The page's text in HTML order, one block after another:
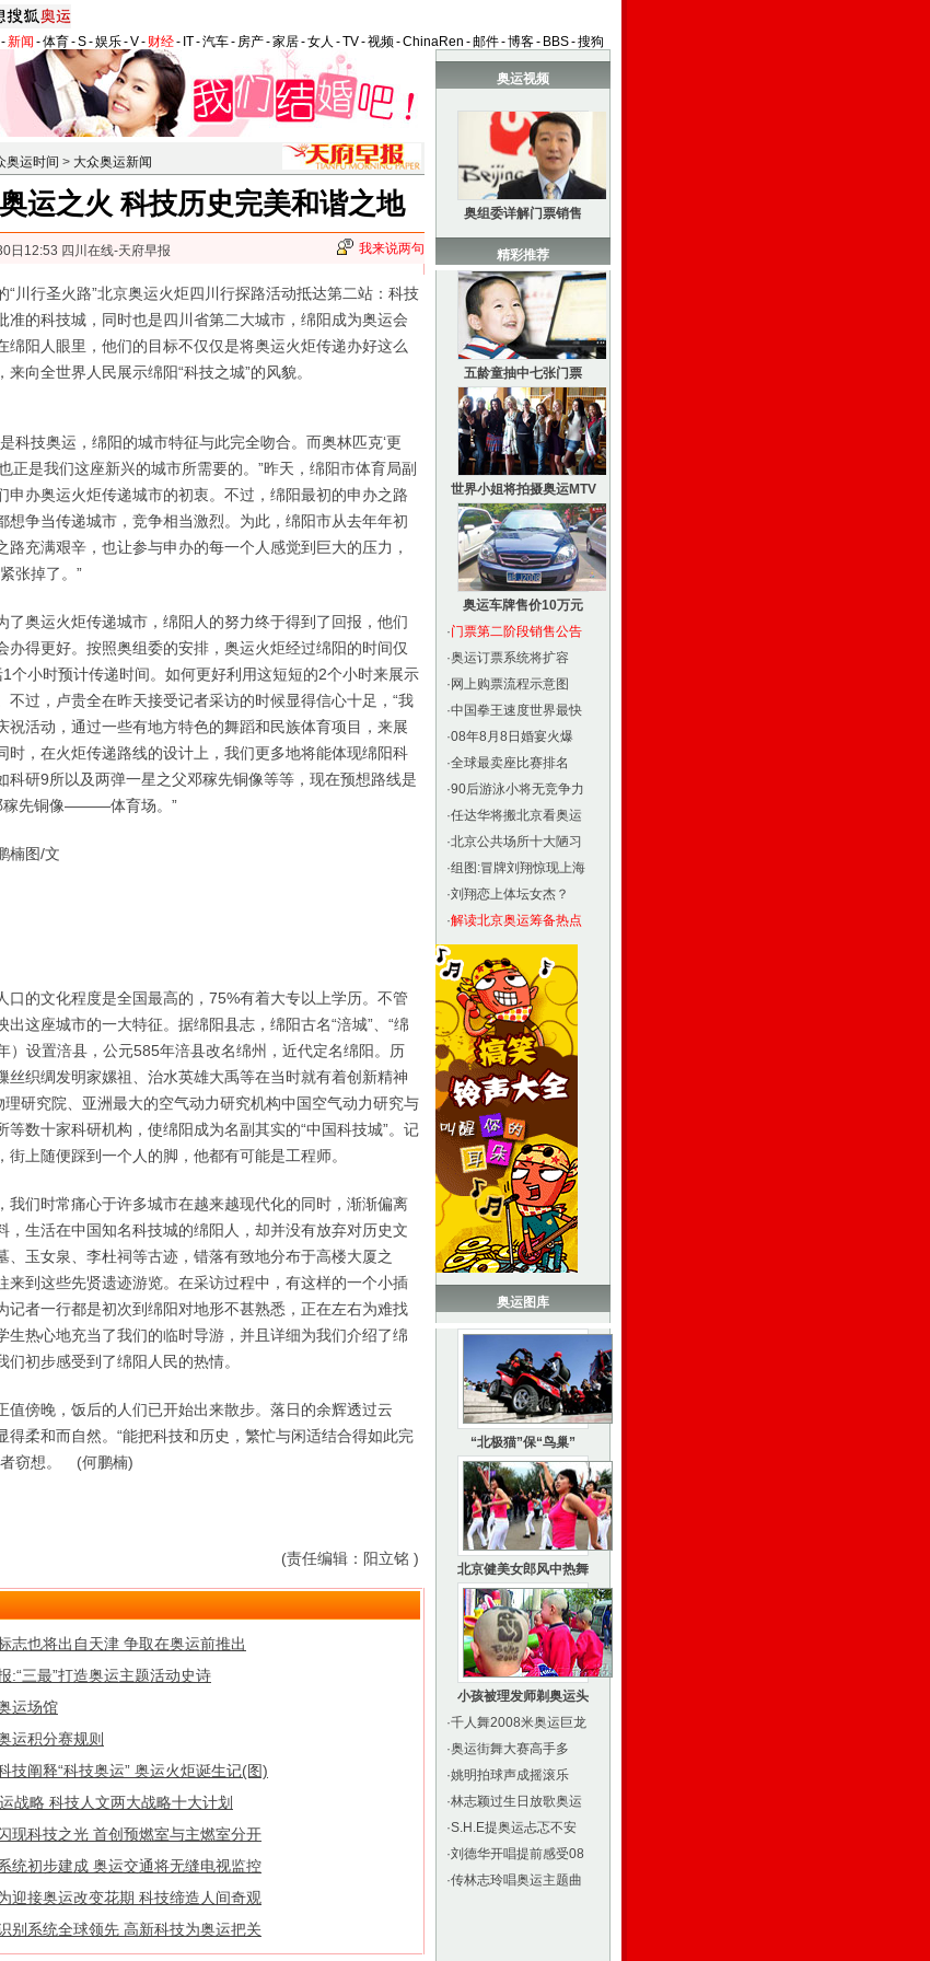
-新闻 -体育-S-娱乐-V- 财经- IT-汽车- 房产-家居-女人 -TV-视频-ChinaRen -邮件-博客- BBS-搜狗
奥运时间 > 大众奥运新闻
运之火 科技历史完美和谐之地
日12:53 四川在线-天府早报 我来说两句
行圣火路”北京奥运火炬四川行探路活动抵达第二站：科技
准的科技城，同时也是四川省第二大城市，绵阳成为奥运会
绵阳人眼里，他们的目标不仅仅是将奥运火炬传递办好这么
向全世界人民展示绵阳“科技之城”的风貌。
技奥运，绵阳的城市特征与此完全吻合。而奥林匹克‘更
正是我们这座新兴的城市所需要的。”昨天，绵阳市体育局副
申办奥运火炬传递城市的初衷。不过，绵阳最初的申办之路
想争当传递城市，竞争相当激烈。为此，绵阳市从去年年初
充满艰辛，也让参与申办的每一个人感觉到巨大的压力，
张掉了。”
奥运火炬传递城市，绵阳人的努力终于得到了回报，他们
办得更好。按照奥组委的安排，奥运火炬经过绵阳的时间仅
个小时预计传递时间。如何更好利用这短短的2个小时来展示
不过，卢贵全在昨天接受记者采访的时候显得信心十足，“我
祝活动，通过一些有地方特色的舞蹈和民族体育项目，来展
时，在火炬传递路线的设计上，我们更多地将能体现绵阳科
科研9所以及两弹一星之父邓稼先铜像等等，现在预想路线是
先铜像———体育场。”
楠图/文
的文化程度是全国最高的，75%有着大专以上学历。不管
这座城市的一大特征。据绵阳县志，绵阳古名“涪城”、“绵
）设置涪县，公元585年涪县改名绵州，近代定名绵阳。历
丝织绸发明家嫘祖、治水英雄大禹等在当时就有着创新精神
理研究院、亚洲最大的空气动力研究机构中国空气动力研究与
等数十家科研机构，使绵阳成为名副其实的“中国科技城”。记
上随便踩到一个人的脚，他都有可能是工程师。
们时常痛心于许多城市在越来越现代化的同时，渐渐偏离
，生活在中国知名科技城的绵阳人，却并没有放弃对历史文
、玉女泉、李杜祠等古迹，错落有致地分布于高楼大厦之
来到这些先贤遗迹游览。在采访过程中，有这样的一个小插
记者一行都是初次到绵阳对地形不甚熟悉，正在左右为难找
生热心地充当了我们的临时导游，并且详细为我们介绍了绵
初步感受到了绵阳人民的热情。
傍晚，饭后的人们已开始出来散步。落日的余辉透过云
得柔和而自然。“能把科技和历史，繁忙与闲适结合得如此完
者窃想。 (何鹏楠)
(责任编辑：阳立铭 )
志也将出自天津 争取在奥运前推出
:“三最”打造奥运主题活动史诗
运场馆
运积分赛规则
技阐释“科技奥运” 奥运火炬诞生记(图)
战略 科技人文两大战略十大计划
现科技之光 首创预燃室与主燃室分开
统初步建成 奥运交通将无缝电视监控
迎接奥运改变花期 科技缔造人间奇观
别系统全球领先 高新科技为奥运把关
奥运视频
奥组委详解门票销售
精彩推荐
五龄童抽中七张门票
世界小姐将拍摄奥运MTV
奥运车牌售价10万元
·门票第二阶段销售公告
·奥运订票系统将扩容
· 网上购票流程示意图
·中国拳王速度世界最快
·08年8月8日婚宴火爆
·全球最卖座比赛排名
·90后游泳小将无竞争力
·任达华将搬北京看奥运
·北京公共场所十大陋习
·组图:冒牌刘翔惊现上海
·刘翔恋上体坛女杰？
·解读北京奥运筹备热点
奥运图库
“北极猫”保“鸟巢”
北京健美女郎风中热舞
小孩被理发师剃奥运头
·千人舞2008米奥运巨龙
·奥运街舞大赛高手多
·姚明拍球声成摇滚乐
·林志颖过生日放歌奥运
·S.H.E提奥运忐忑不安
·刘德华开唱提前感受08
·传林志玲唱奥运主题曲